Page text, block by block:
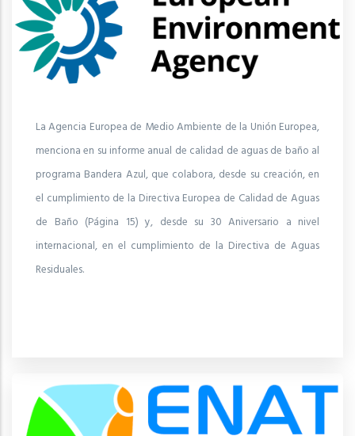
La Agencia Europea de Medio Ambiente de la Unión Europea,
menciona en su informe anual de calidad de aguas de baño al
programa Bandera Azul, que colabora, desde su creación, en
el cumplimiento de la Directiva Europea de Calidad de Aguas
de Baño (Página 15) y, desde su 30 Aniversario a nivel
internacional, en el cumplimiento de la Directiva de Aguas
Residuales.